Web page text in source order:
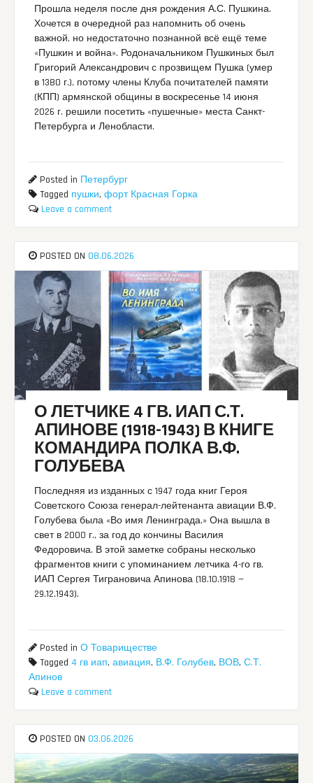
Прошла неделя после дня рождения А.С. Пушкина.
Хочется в очередной раз напомнить об очень
важной, но недостаточно познанной всё ещё теме
«Пушкин и война». Родоначальником Пушкиных был
Григорий Александрович с прозвищем Пушка (умер
в 1380 г.), потому члены Клуба почитателей памяти
(КПП) армянской общины в воскресенье 14 июня
2026 г. решили посетить «пушечные» места Санкт-
Петербурга и Ленобласти.
Posted in Петербург
Tagged пушки,форт Красная Горка
Leave a comment
POSTED ON 08.06.2026
О ЛЕТЧИКЕ 4 ГВ. ИАП С.Т.
АПИНОВЕ (1918-1943) В КНИГЕ
КОМАНДИРА ПОЛКА В.Ф.
ГОЛУБЕВА
Последняя из изданных с 1947 года книг Героя
Советского Союза генерал-лейтенанта авиации В.Ф.
Голубева была «Во имя Ленинграда.» Она вышла в
свет в 2000 г., за год до кончины Василия
Федоровича. В этой заметке собраны несколько
фрагментов книги с упоминанием летчика 4-го гв.
ИАП Сергея Тиграновича Апинова (18.10.1918 —
29.12.1943).
Posted inО Товариществе
Tagged4 гв иап,авиация, В.Ф. Голубев, ВОВ,С.Т.
Апинов
Leave a comment
POSTED ON 03.06.2026